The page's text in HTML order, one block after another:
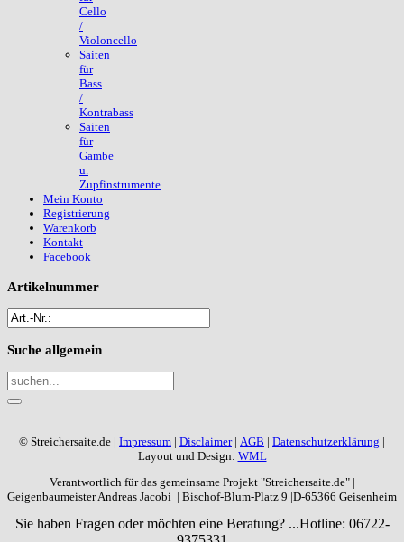
Cello
/
Violoncello
Saiten
für
Bass
/
Kontrabass
Saiten
für
Gambe
u.
Zupfinstrumente
Mein Konto
Registrierung
Warenkorb
Kontakt
Facebook
Artikelnummer
Suche allgemein
© Streichersaite.de | Impressum | Disclaimer| AGB | Datenschutzerklärung |
Layout und Design: WML
Verantwortlich für das gemeinsame Projekt "Streichersaite.de" |
Geigenbaumeister Andreas Jacobi | Bischof-Blum-Platz 9 |D-65366 Geisenheim
Sie haben Fragen oder möchten eine Beratung? ...Hotline: 06722-